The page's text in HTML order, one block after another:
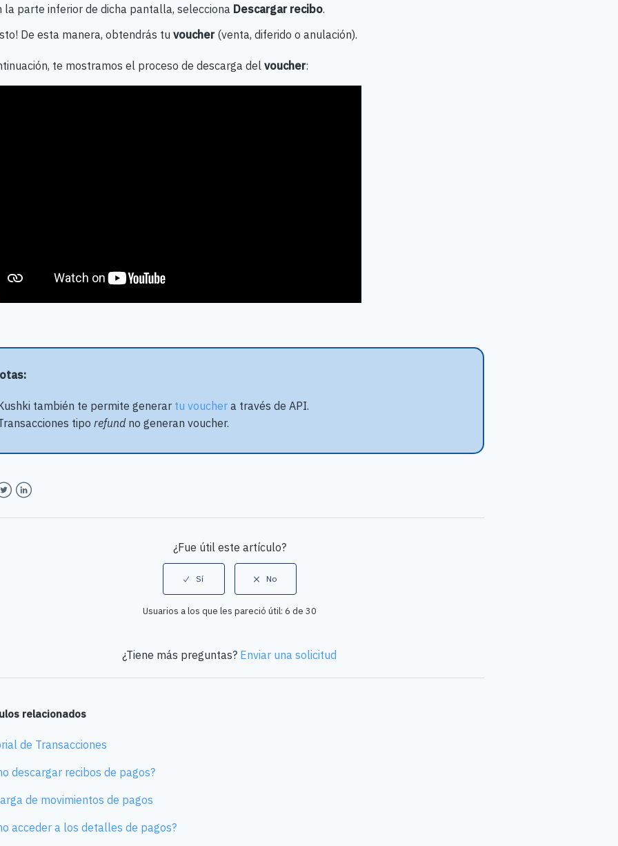
la parte inferior de dicha pantalla, selecciona Descargar recibo.
De esta manera, obtendrás tu voucher (venta, diferido o anulación).
te mostramos el proceso de descarga del voucher:
también te permite generar tu voucher a través de API.
tipo refund no generan voucher.
¿Fue útil este artículo?
Usuarios a los que les pareció útil: 6 de 30
¿Tiene más preguntas? Enviar una solicitud
relacionados
de Transacciones
descargar recibos de pagos?
de movimientos de pagos
acceder a los detalles de pagos?